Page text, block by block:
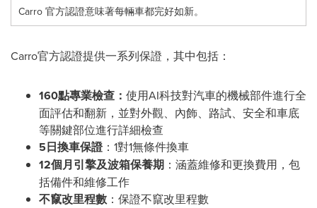
Carro 官方認證意味著每輛車都完好如新。
Carro官方認證提供一系列保證，其中包括：
160點專業檢查： 使用AI科技對汽車的機械部件進行全
面評估和翻新，並對外觀、內飾、路試、安全和車底
等關鍵部位進行詳細檢查
5日換車保證：1對1無條件換車
12個月引擎及波箱保養期 ：涵蓋維修和更換費用，包
括備件和維修工作
不竄改里程數 ：保證不竄改里程數